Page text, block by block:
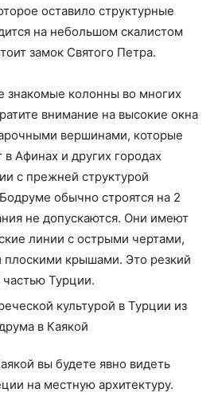
оставило структурные
на небольшом скалистом
замок Святого Петра.
знакомые колонны во многих
внимание на высокие окна
вершинами, которые
Афинах и других городах
с прежней структурой
обычно строятся на 2
не допускаются. Они имеют
линии с острыми чертами,
крышами. Это резкий
частью Турции.
вы будете явно видеть
на местную архитектуру.